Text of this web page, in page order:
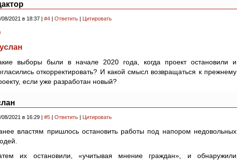
08/2021 в 18:37 | #4 | Ответить | Цитировать
выборы были в начале 2020 года, когда проект остановили и
откорректировать? И какой смысл возвращаться к прежнему
если уже разработан новый?
08/2021 в 16:29 | #5 | Ответить | Цитировать
властям пришлось остановить работы под напором недовольных
их остановили, «учитывая мнение граждан», и обнаружили